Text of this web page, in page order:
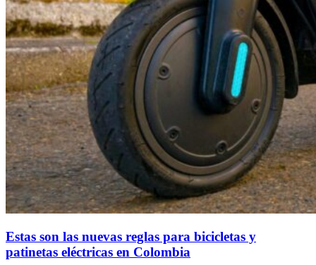
Estas son las nuevas reglas para bicicletas y
patinetas eléctricas en Colombia